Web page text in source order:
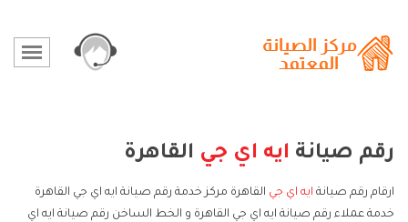
رقم صيانة ايه اي جي القاهرة
ارقام رقم صيانة ايه اي جي القاهرة مركز خدمة رقم صيانة ايه اي جي القاهرة
خدمة عملاء رقم صيانة ايه اي جي القاهرة و الخط الساخن رقم صيانة ايه اي